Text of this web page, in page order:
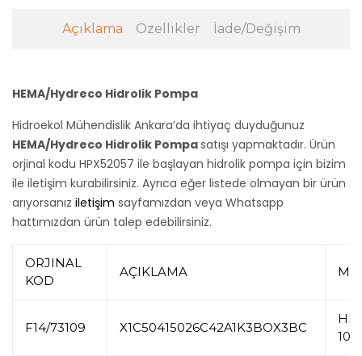
Açıklama Özellikler İade/Değişim
HEMA/Hydreco Hidrolik Pompa
Hidroekol Mühendislik Ankara’da ihtiyaç duyduğunuz
HEMA/Hydreco Hidrolik Pompasatışı yapmaktadır. Ürün
orjinal kodu HPX52057 ile başlayan hidrolik pompa için bizim
ile iletişim kurabilirsiniz. Ayrıca eğer listede olmayan bir ürün
arıyorsanız iletişim sayfamızdan veya Whatsapp
hattımızdan ürün talep edebilirsiniz.
ORJINAL
KOD
AÇIKLAMA
F14/73109 X1C50415026C42A1K3BOX3BC